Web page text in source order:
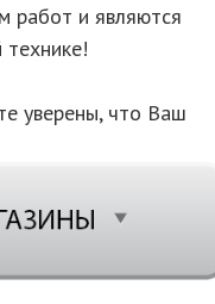
работ и являются
уверены, что Ваш